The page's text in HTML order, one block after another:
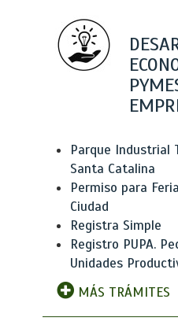
Parque Industrial
Santa Catalina
Permiso para
Ciudad
Registra Simple
Registro PUPA.
Unidades
MÁS TRÁMITES